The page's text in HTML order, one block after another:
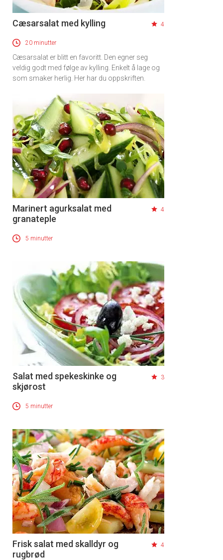
Cæsarsalat med kylling 4
20 minutter
Cæsarsalat er blitt en favoritt. Den egner seg
veldig godt med følge av kylling. Enkelt å lage og
som smaker herlig. Her har du oppskriften.
Marinert agurksalat med
granateple
4
5 minutter
Salat med spekeskinke og
skjørost
3
5 minutter
Frisk salat med skalldyr og
rugbrød
4